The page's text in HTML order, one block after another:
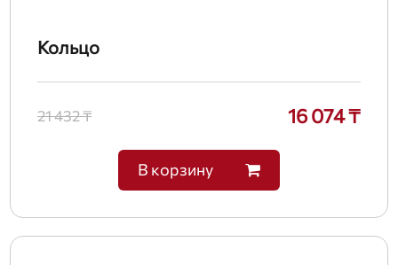
Кольцо
21 432 ₸ 16 074 ₸
В корзину